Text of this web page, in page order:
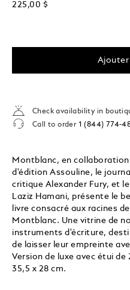
225,00 $
Ajouter
Check availability in
Call to order 1 (844) 774-
Montblanc, en
d'édition Assouline, le
critique Alexander Fury, et
Laziz Hamani, présente le
livre consacré aux racines
Montblanc. Une vitrine de
instruments d'écriture,
de laisser leur empreinte
Version de luxe avec étui de
35,5 x 28 cm.